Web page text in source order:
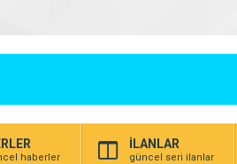
haberler
İLANLAR
güncel seri ilanlar